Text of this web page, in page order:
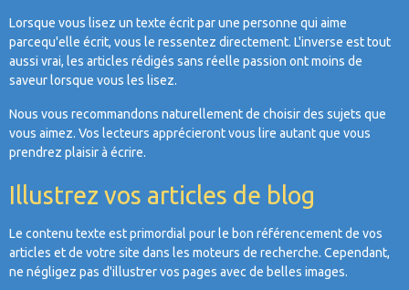
Lorsque vous lisez un texte écrit par une personne qui aime
parcequ'elle écrit, vous le ressentez directement. L'inverse est tout
aussi vrai, les articles rédigés sans réelle passion ont moins de
saveur lorsque vous les lisez.
Nous vous recommandons naturellement de choisir des sujets que
vous aimez. Vos lecteurs apprécieront vous lire autant que vous
prendrez plaisir à écrire.
Illustrez vos articles de blog
Le contenu texte est primordial pour le bon référencement de vos
articles et de votre site dans les moteurs de recherche. Cependant,
ne négligez pas d'illustrer vos pages avec de belles images.